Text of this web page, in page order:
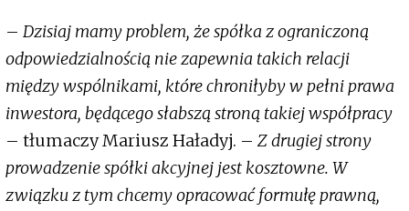
– Dzisiaj mamy problem, że spółka z ograniczoną
odpowiedzialnością nie zapewnia takich relacji
między wspólnikami, które chroniłyby w pełni prawa
inwestora, będącego słabszą stroną takiej współpracy
– tłumaczy Mariusz Haładyj. – Z drugiej strony
prowadzenie spółki akcyjnej jest kosztowne. W
związku z tym chcemy opracować formułę prawną,